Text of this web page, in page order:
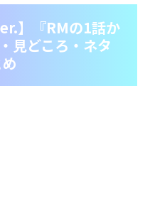
】『RMの1話か
見どころ・ネタ